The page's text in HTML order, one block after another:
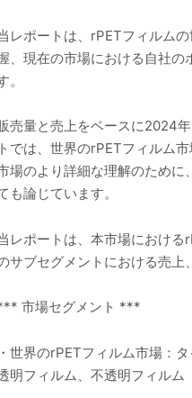
レポートは、rPETフィルム
、現在の市場における自社の
。
売量と売上をベースに2024
トでは、世界のrPETフィルム
場のより詳細な理解のために
も論じています。
レポートは、本市場におけ
サブセグメントにおける売上
市場セグメント ***
・世界のrPETフィルム市場：
明フィルム、不透明フィルム